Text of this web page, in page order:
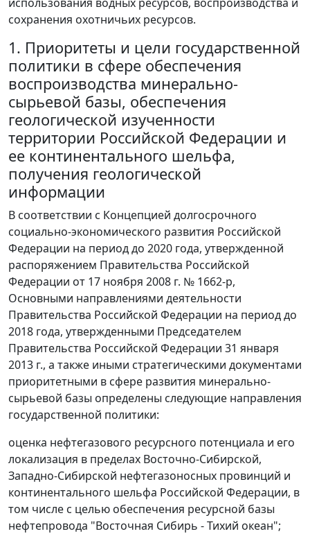
использования водных ресурсов, воспроизводства и
сохранения охотничьих ресурсов.
1. Приоритеты и цели государственной
политики в сфере обеспечения
воспроизводства минерально-
сырьевой базы, обеспечения
геологической изученности
территории Российской Федерации и
ее континентального шельфа,
получения геологической
информации
В соответствии с Концепцией долгосрочного
социально-экономического развития Российской
Федерации на период до 2020 года, утвержденной
распоряжением Правительства Российской
Федерации от 17 ноября 2008 г. № 1662-р,
Основными направлениями деятельности
Правительства Российской Федерации на период до
2018 года, утвержденными Председателем
Правительства Российской Федерации 31 января
2013 г., а также иными стратегическими документами
приоритетными в сфере развития минерально-
сырьевой базы определены следующие направления
государственной политики:
оценка нефтегазового ресурсного потенциала и его
локализация в пределах Восточно-Сибирской,
Западно-Сибирской нефтегазоносных провинций и
континентального шельфа Российской Федерации, в
том числе с целью обеспечения ресурсной базы
нефтепровода "Восточная Сибирь - Тихий океан";